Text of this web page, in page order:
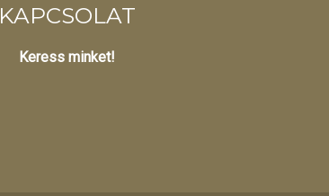
KAPCSOLAT
Keress minket!